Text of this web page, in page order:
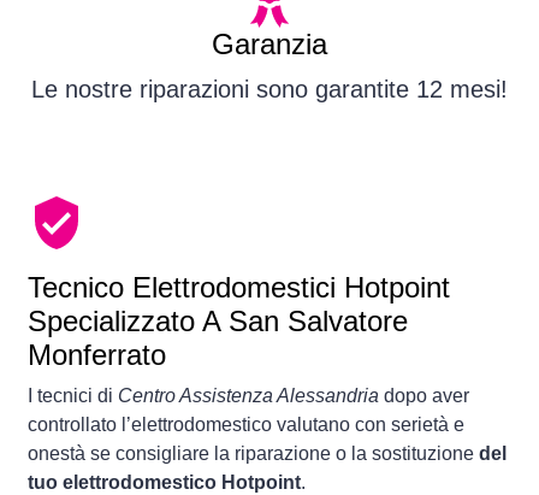
Garanzia
Le nostre riparazioni sono garantite 12 mesi!
Tecnico Elettrodomestici Hotpoint
Specializzato A San Salvatore
Monferrato
I tecnici di Centro Assistenza Alessandria dopo aver
controllato l’elettrodomestico valutano con serietà e
onestà se consigliare la riparazione o la sostituzione del
tuo elettrodomestico Hotpoint.